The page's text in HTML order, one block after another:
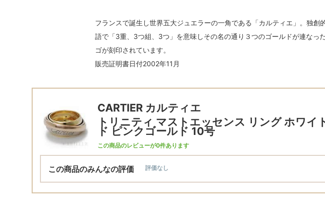
フランスで誕生し世界五大ジュエラーの一角である「カルティエ」。独
語で「3重、3つ組、3つ」を意味しその名の通り３つのゴールドが連な
ゴが刻印されています。
販売証明書日付2002年11月
CARTIER カルティエ
トリニティ マストエッセンス リング ホワイ
ド ピンクゴールド 10号
この商品のレビューが0件あります
この商品のみんなの評価 評価なし